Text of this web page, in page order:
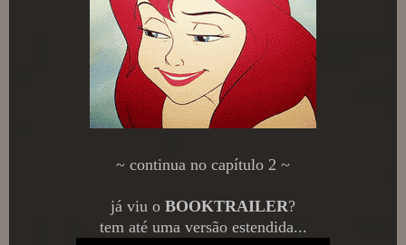
~ continua no capítulo 2 ~
já viu o BOOKTRAILER?
tem até uma versão estendida...